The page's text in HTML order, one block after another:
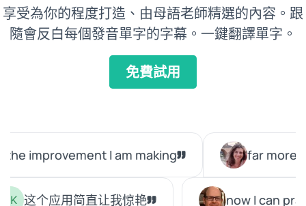
享受為你的程度打造、由母語老師精選的內容。跟
隨會反白每個發音單字的字幕。一鍵翻譯單字。
免費試用